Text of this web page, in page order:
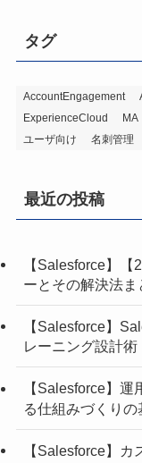
タグ
AccountEngagement
ExperienceCloud
MA
ユーザ向け
名刺管理
最近の投稿
【Salesforce】
ーとその解決法ま
【Salesforce】
レーニング設計術
【Salesforce】
る仕組みづくりの
【Salesforce】